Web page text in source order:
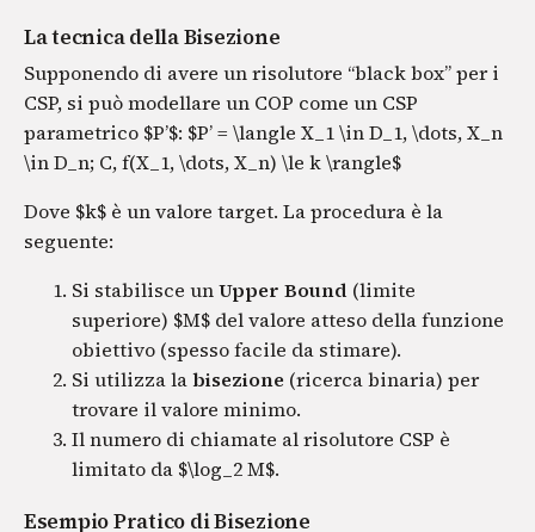
La tecnica della Bisezione
Supponendo di avere un risolutore “black box” per i
CSP, si può modellare un COP come un CSP
parametrico $P’$: $P’ = \langle X_1 \in D_1, \dots, X_n
\in D_n; C, f(X_1, \dots, X_n) \le k \rangle$
Dove $k$ è un valore target. La procedura è la
seguente:
Si stabilisce unUpper Bound (limite
superiore) $M$ del valore atteso della funzione
obiettivo (spesso facile da stimare).
Si utilizza labisezione (ricerca binaria) per
trovare il valore minimo.
Il numero di chiamate al risolutore CSP è
limitato da $\log_2 M$.
Esempio Pratico di Bisezione